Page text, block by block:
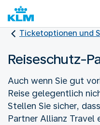
Ticketoptionen und
Reiseschutz-
Auch wenn Sie gut
Reise gelegentlich
Stellen Sie sicher,
Partner Allianz Travel